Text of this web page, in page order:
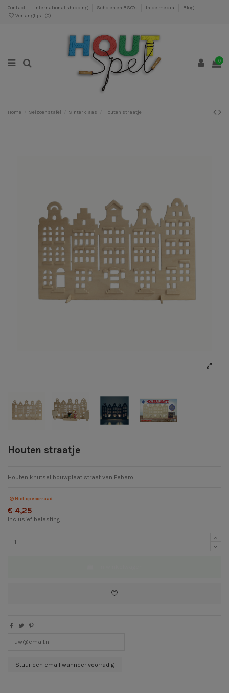
Contact International shipping Scholen en BSO's In de media
Blog
Verlanglijst (0)
0
Home Seizoenstafel Sinterklaas Houten straatje
Houten straatje
Houten knutsel bouwplaat straat van Pebaro
Niet op voorraad
€ 4,25
Inclusief belasting